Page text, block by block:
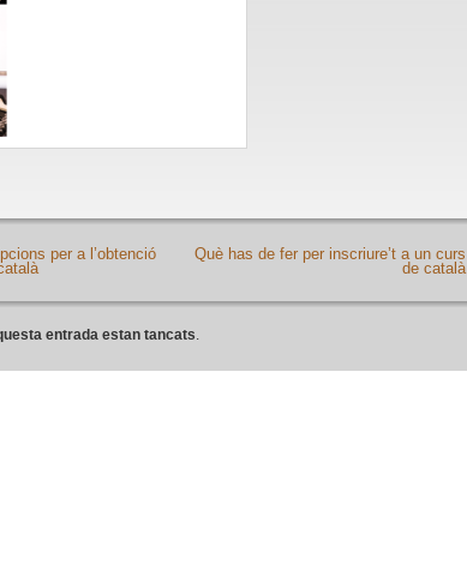
Què has de fer per inscriure’t a un curs
de català
per a l’obtenció
entrada estan tancats.